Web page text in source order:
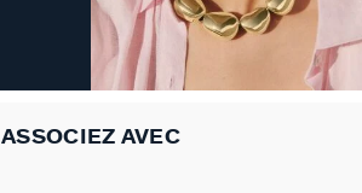
ASSOCIEZ AVEC